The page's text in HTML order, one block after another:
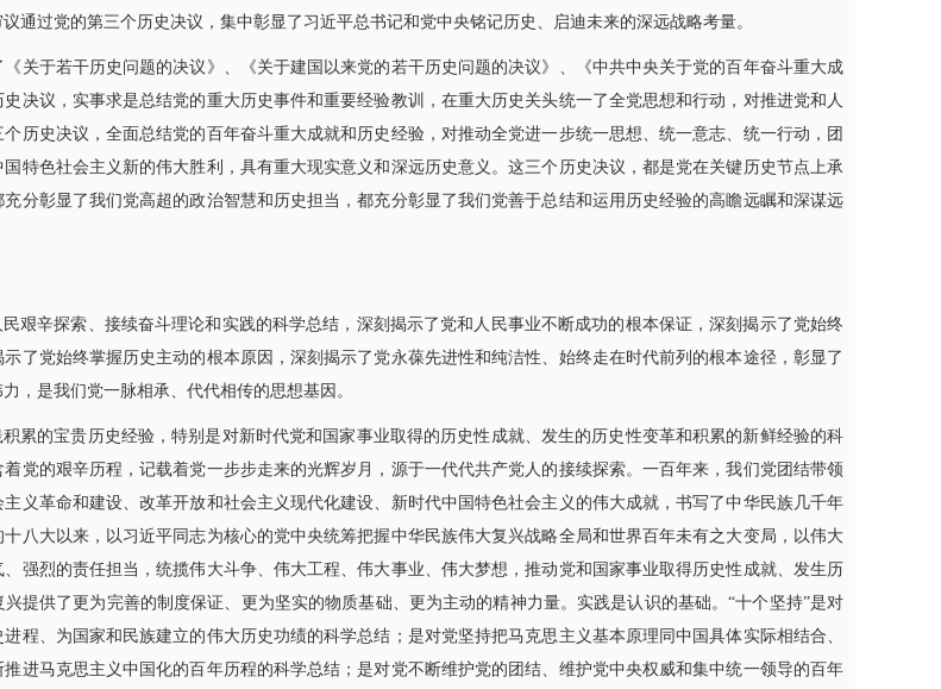
通过党的第三个历史决议，集中彰显了习近平总书记和党中央铭记历史、启迪未来的深远战略考量。
于若干历史问题的决议》、《关于建国以来党的若干历史问题的决议》、《中共中央关于党的百年奋斗重大成
决议，实事求是总结党的重大历史事件和重要经验教训，在重大历史关头统一了全党思想和行动，对推进党和人
历史决议，全面总结党的百年奋斗重大成就和历史经验，对推动全党进一步统一思想、统一意志、统一行动，团
特色社会主义新的伟大胜利，具有重大现实意义和深远历史意义。这三个历史决议，都是党在关键历史节点上承
分彰显了我们党高超的政治智慧和历史担当，都充分彰显了我们党善于总结和运用历史经验的高瞻远瞩和深谋远
辛探索、接续奋斗理论和实践的科学总结，深刻揭示了党和人民事业不断成功的根本保证，深刻揭示了党始终
了党始终掌握历史主动的根本原因，深刻揭示了党永葆先进性和纯洁性、始终走在时代前列的根本途径，彰显了
，是我们党一脉相承、代代相传的思想基因。
的宝贵历史经验，特别是对新时代党和国家事业取得的历史性成就、发生的历史性变革和积累的新鲜经验的科
党的艰辛历程，记载着党一步步走来的光辉岁月，源于一代代共产党人的接续探索。一百年来，我们党团结带领
义革命和建设、改革开放和社会主义现代化建设、新时代中国特色社会主义的伟大成就，书写了中华民族几千年
八大以来，以习近平同志为核心的党中央统筹把握中华民族伟大复兴战略全局和世界百年未有之大变局，以伟大
强烈的责任担当，统揽伟大斗争、伟大工程、伟大事业、伟大梦想，推动党和国家事业取得历史性成就、发生历
提供了更为完善的制度保证、更为坚实的物质基础、更为主动的精神力量。实践是认识的基础。“十个坚持”是对
程、为国家和民族建立的伟大历史功绩的科学总结；是对党坚持把马克思主义基本原理同中国具体实际相结合、
进马克思主义中国化的百年历程的科学总结；是对党不断维护党的团结、维护党中央权威和集中统一领导的百年